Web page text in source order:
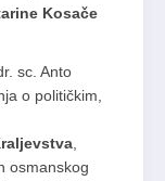
Kosače
sc. Anto
o političkim,
osmanskog